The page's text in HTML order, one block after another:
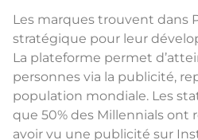
Les marques trouvent dans
stratégique pour leur
La plateforme permet
personnes via la publicité,
population mondiale. Les
que 50% des Millennials ont
avoir vu une publicité sur